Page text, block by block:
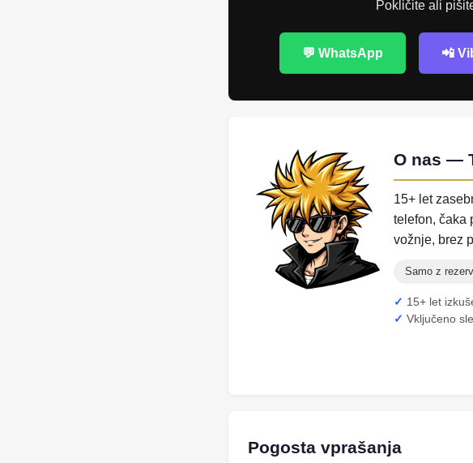
Pokličite ali
💬 WhatsApp 📲
O nas —
15+ let
telefon, čaka
vožnje, brez
Samo z
15+ let
Vključeno
Pogosta vprašanja